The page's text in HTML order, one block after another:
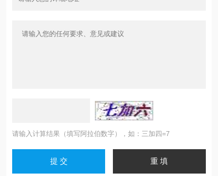
请输入计算结果（填写阿拉伯数字），如：三加四=7